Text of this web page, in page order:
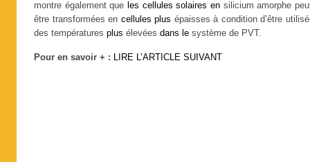
montre également que les cellules solaires en silicium amorphe
être transformées en cellules plus épaisses à condition d’être
des températures plus élevées dans le système de PVT.
Pour en savoir + : LIRE L’ARTICLE SUIVANT